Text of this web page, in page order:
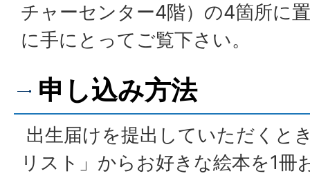
チャーセンター4階）の4箇所に
に手にとってご覧下さい。
申し込み方法
出生届けを提出していただくと
リスト」からお好きな絵本を1冊